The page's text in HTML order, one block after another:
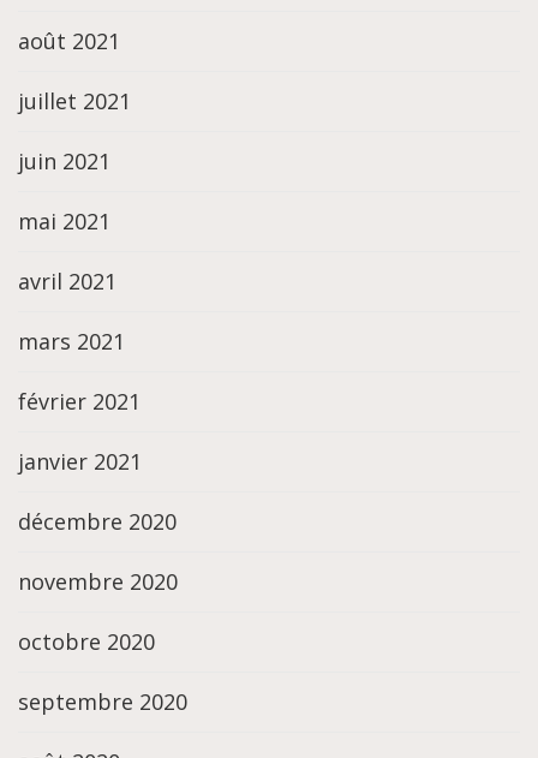
août 2021
juillet 2021
juin 2021
mai 2021
avril 2021
mars 2021
février 2021
janvier 2021
décembre 2020
novembre 2020
octobre 2020
septembre 2020